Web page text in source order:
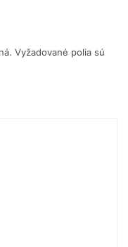
Vyžadované polia sú